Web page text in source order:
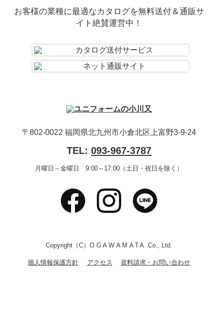
お客様の業種に最適なカタログを無料送付＆通販サ
イト絶賛運営中！
〒802-0022 福岡県北九州市小倉北区上富野3-9-24
TEL: 093-967-3787
月曜日～金曜日 9:00～17:00（土日・祝日を除く）
Copyright（C）OGAWAMATA Co., Ltd.
個人情報保護方針 アクセス 資料請求・お問い合わせ